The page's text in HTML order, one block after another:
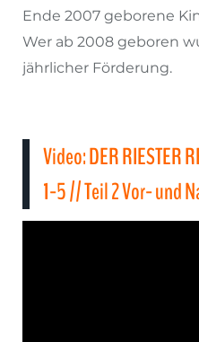
Ende 2007 geborene
Wer ab 2008 geboren
jährlicher Förderung.
Video: DER RIESTER
1-5 // Teil 2 Vor- und